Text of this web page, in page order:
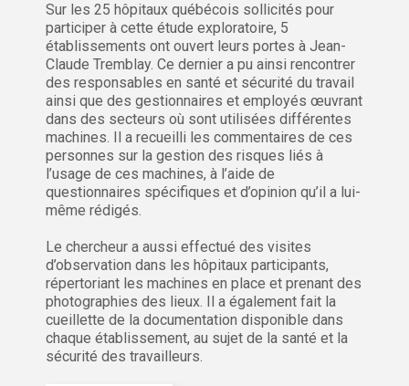
Sur les 25 hôpitaux québécois sollicités pour
participer à cette étude exploratoire, 5
établissements ont ouvert leurs portes à Jean-
Claude Tremblay. Ce dernier a pu ainsi rencontrer
des responsables en santé et sécurité du travail
ainsi que des gestionnaires et employés œuvrant
dans des secteurs où sont utilisées différentes
machines. Il a recueilli les commentaires de ces
personnes sur la gestion des risques liés à
l’usage de ces machines, à l’aide de
questionnaires spécifiques et d’opinion qu’il a lui-
même rédigés.
Le chercheur a aussi effectué des visites
d’observation dans les hôpitaux participants,
répertoriant les machines en place et prenant des
photographies des lieux. Il a également fait la
cueillette de la documentation disponible dans
chaque établissement, au sujet de la santé et la
sécurité des travailleurs.